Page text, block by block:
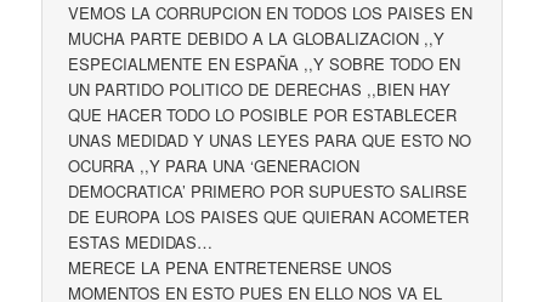
VEMOS LA CORRUPCION EN TODOS LOS PAISES EN
MUCHA PARTE DEBIDO A LA GLOBALIZACION ,,Y
ESPECIALMENTE EN ESPAÑA ,,Y SOBRE TODO EN
UN PARTIDO POLITICO DE DERECHAS ,,BIEN HAY
QUE HACER TODO LO POSIBLE POR ESTABLECER
UNAS MEDIDAD Y UNAS LEYES PARA QUE ESTO NO
OCURRA ,,Y PARA UNA ‘GENERACION
DEMOCRATICA’ PRIMERO POR SUPUESTO SALIRSE
DE EUROPA LOS PAISES QUE QUIERAN ACOMETER
ESTAS MEDIDAS…
MERECE LA PENA ENTRETENERSE UNOS
MOMENTOS EN ESTO PUES EN ELLO NOS VA EL